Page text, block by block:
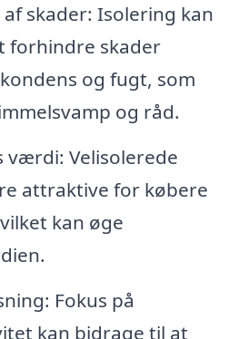
skader: Isolering kan
forhindre skader
og fugt, som
og råd.
værdi: Velisolerede
attraktive for købere
kan øge
Fokus på
kan bidrage til at